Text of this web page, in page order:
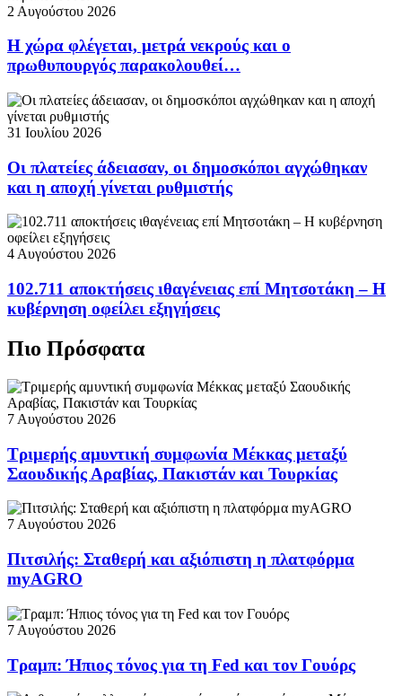
2 Αυγούστου 2026
Η χώρα φλέγεται, μετρά νεκρούς και ο
πρωθυπουργός παρακολουθεί…
31 Ιουλίου 2026
Οι πλατείες άδειασαν, οι δημοσκόποι αγχώθηκαν
και η αποχή γίνεται ρυθμιστής
4 Αυγούστου 2026
102.711 αποκτήσεις ιθαγένειας επί Μητσοτάκη – Η
κυβέρνηση οφείλει εξηγήσεις
Πιο Πρόσφατα
7 Αυγούστου 2026
Τριμερής αμυντική συμφωνία Μέκκας μεταξύ
Σαουδικής Αραβίας, Πακιστάν και Τουρκίας
7 Αυγούστου 2026
Πιτσιλής: Σταθερή και αξιόπιστη η πλατφόρμα
myAGRO
7 Αυγούστου 2026
Τραμπ: Ήπιος τόνος για τη Fed και τον Γουόρς